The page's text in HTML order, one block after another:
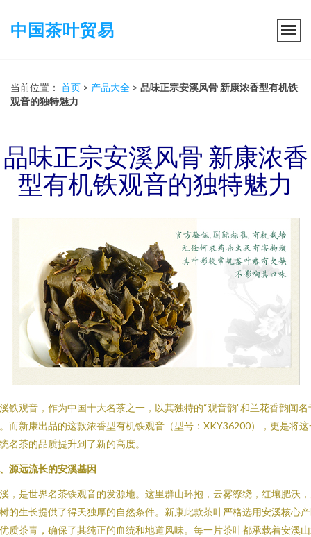
中国茶叶贸易
当前位置： 首页 > 产品大全 > 品味正宗安溪风骨 新康浓香型有机铁
观音的独特魅力
品味正宗安溪风骨 新康浓香
型有机铁观音的独特魅力
铁观音，作为中国十大名茶之一，以其独特的“观音韵”和兰花香韵闻名
而新康出品的这款浓香型有机铁观音（型号：XKY36200），更是将这
名茶的品质提升到了新的高度。
源远流长的安溪基因
，是世界名茶铁观音的发源地。这里群山环抱，云雾缭绕，红壤肥沃
的生长提供了得天独厚的自然条件。新康此款茶叶严格选用安溪核心
质茶青，确保了其纯正的血统和地道风味。每一片茶叶都承载着安溪